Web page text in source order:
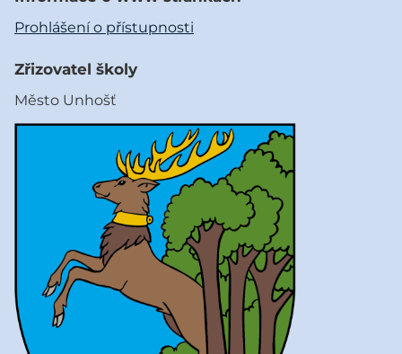
Prohlášení o přístupnosti
Zřizovatel školy
Město Unhošť